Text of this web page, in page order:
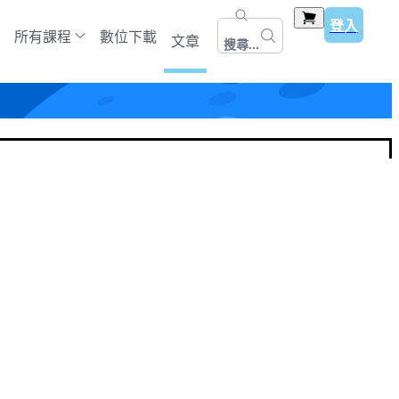
所有課程 數位下載 文章 搜尋...
登入